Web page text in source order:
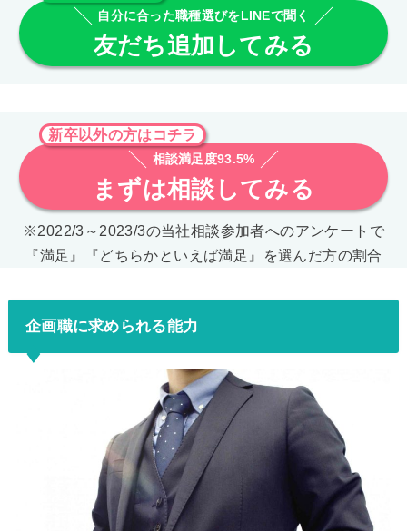
自分に合った職種選びをLINEで聞く
友だち追加してみる
新卒以外の方はコチラ
相談満足度93.5%
まずは相談してみる
※2022/3～2023/3の当社相談参加者へのアンケートで
『満足』『どちらかといえば満足』を選んだ方の割合
企画職に求められる能力